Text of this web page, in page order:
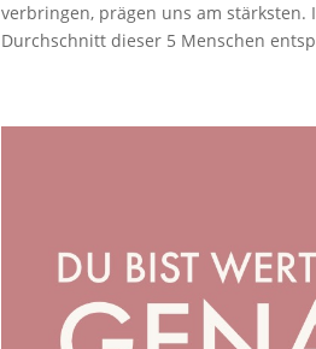
verbringen, prägen uns am stärksten.
Durchschnitt dieser 5 Menschen